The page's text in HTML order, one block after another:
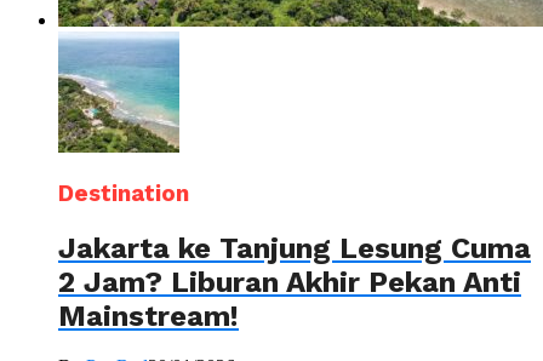
Destination
Jakarta ke Tanjung Lesung Cuma
2 Jam? Liburan Akhir Pekan Anti
Mainstream!